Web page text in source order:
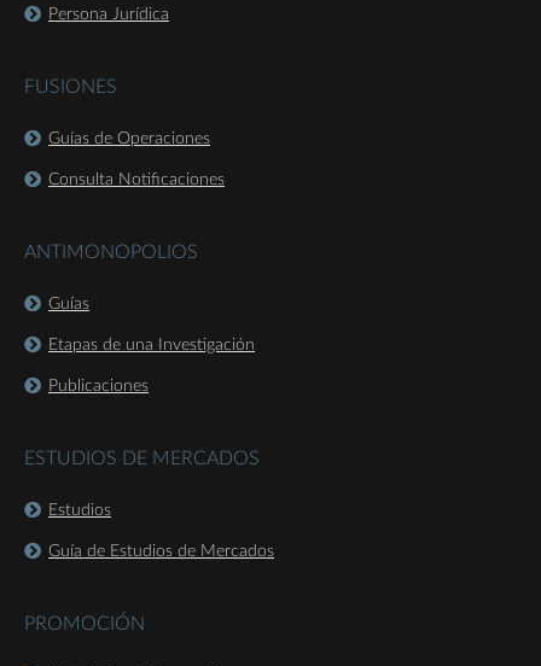
Persona Jurídica
FUSIONES
Guías de Operaciones
Consulta Notificaciones
ANTIMONOPOLIOS
Guías
Etapas de una Investigación
Publicaciones
ESTUDIOS DE MERCADOS
Estudios
Guía de Estudios de Mercados
PROMOCIÓN